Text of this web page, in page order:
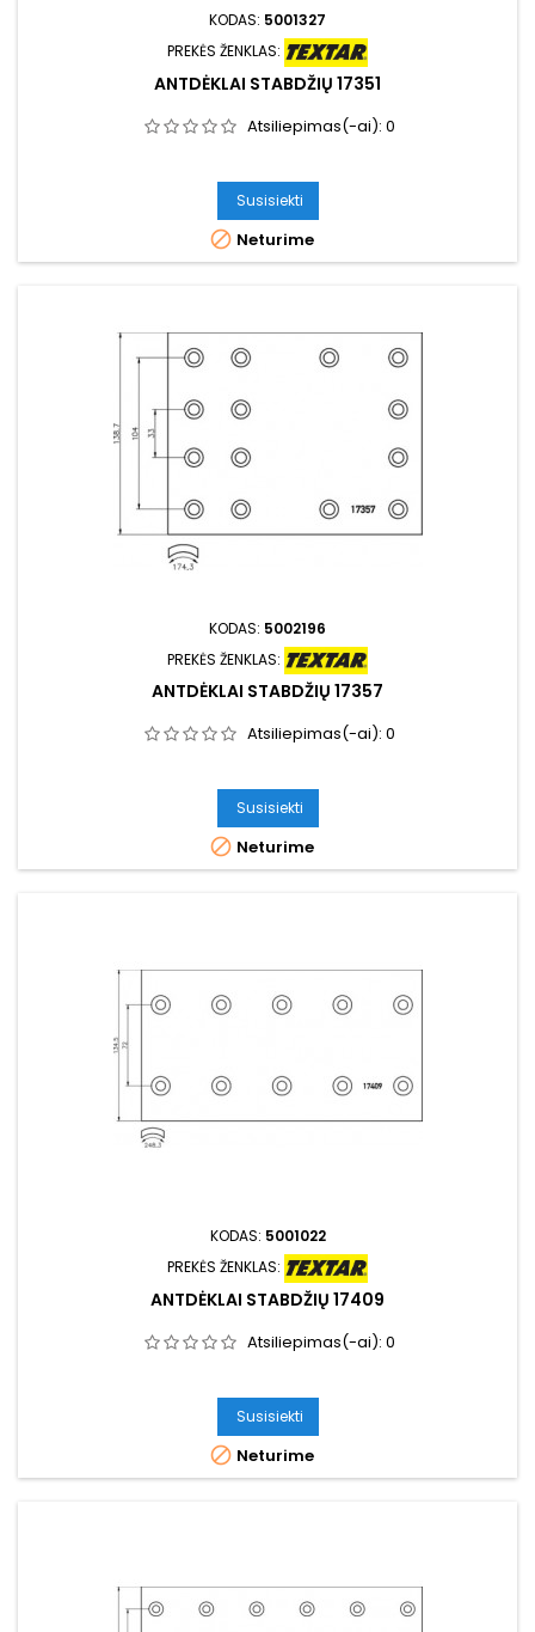
KODAS: 5001327
PREKĖS ŽENKLAS:
ANTDĖKLAI STABDŽIŲ 17351
Atsiliepimas(-ai): 0
Susisiekti
 Neturime
KODAS: 5002196
PREKĖS ŽENKLAS:
ANTDĖKLAI STABDŽIŲ 17357
Atsiliepimas(-ai): 0
Susisiekti
 Neturime
KODAS: 5001022
PREKĖS ŽENKLAS:
ANTDĖKLAI STABDŽIŲ 17409
Atsiliepimas(-ai): 0
Susisiekti
 Neturime